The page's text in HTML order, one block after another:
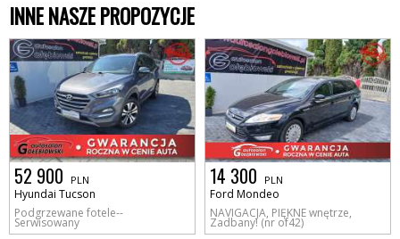
INNE NASZE PROPOZYCJE
52 900 PLN
Hyundai Tucson
Podgrzewane fotele--
Serwisowany
14 300 PLN
Ford Mondeo
NAVIGACJA, PIĘKNE wnętrze,
Zadbany! (nr of42)